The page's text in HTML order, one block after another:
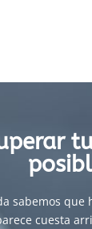
sabemos que
cuesta